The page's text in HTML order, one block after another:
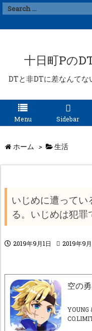
十日町Pの
DTと非DTに差なんて
Menu Sidebar
ホーム > 生活
いじめに遭ってい
る。いじめは犯
2019年9月1日 2019年9
空の
YOUNG